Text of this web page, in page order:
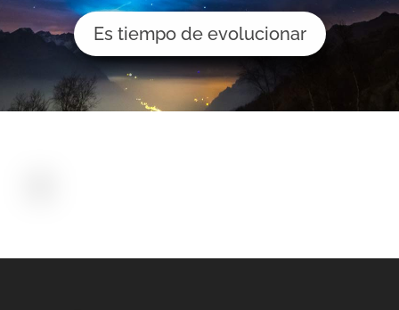
Es tiempo de evolucionar